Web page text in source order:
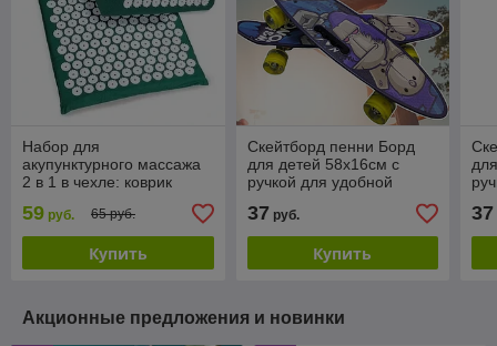
Набор для
акупунктурного массажа
2 в 1 в чехле: коврик
акупунктурная
(Acupressure Mat
59 руб. 65 руб.
Купить
Скейтборд пенни Борд
для детей 58x16см с
ручкой для удобной
прозрачные колеса 55 мм
37 руб.
Купить
37
Акционные предложения и новинки